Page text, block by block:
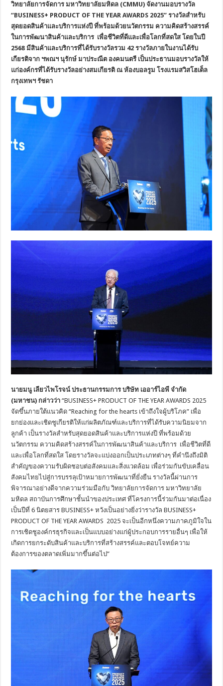
วิทยาลัยการจัดการ มหาวิทยาลัยมหิดล (CMMU) จัดงานมอบรางวัล
“BUSINESS+ PRODUCT OF THE YEAR AWARDS 2025” รางวัลสำหรับ
สุดยอดสินค้าและบริการแห่งปี ที่พร้อมด้วยนวัตกรรม ความคิดสร้างสรรค์
ในการพัฒนาสินค้าและบริการ เพื่อชีวิตที่ดีและเพื่อโลกที่สดใส โดยในปี
2568 มีสินค้าและบริการที่ได้รับรางวัลรวม 42 รางวัลภายในงานได้รับ
เกียรติจาก ฯพณฯ นุรักษ์ มาประณีต องคมนตรี เป็นประธานมอบรางวัลให้
แก่องค์กรที่ได้รับรางวัลอย่างสมเกียรติ ณ ห้องบอลรูม โรงแรมสวิสโฮเต็ล
กรุงเทพฯ รัชดา
นายมนู เลียวไพโรจน์ ประธานกรรมการ บริษัท เออาร์ไอพี จำกัด
(มหาชน) กล่าวว่า “BUSINESS+ PRODUCT OF THE YEAR AWARDS 2025
จัดขึ้นภายใต้แนวคิด “Reaching for the hearts เข้าถึงใจผู้บริโภค” เพื่อ
ยกย่องและเชิดชูเกียรติให้แก่ผลิตภัณฑ์และบริการที่ได้รับความนิยมจาก
ลูกค้า เป็นรางวัลสำหรับสุดยอดสินค้าและบริการแห่งปี ที่พร้อมด้วย
นวัตกรรม ความคิดสร้างสรรค์ในการพัฒนาสินค้าและบริการ เพื่อชีวิตที่ดี
และเพื่อโลกที่สดใส โดยรางวัลจะแบ่งออกเป็นประเภทต่างๆ ที่คำนึงถึงมิติ
สำคัญของความรับผิดชอบต่อสังคมและสิ่งแวดล้อม เพื่อร่วมกันขับเคลื่อน
สังคมไทยไปสู่การบรรลุเป้าหมายการพัฒนาที่ยั่งยืน รางวัลนี้ผ่านการ
พิจารณาอย่างดีจากความร่วมมือกับ วิทยาลัยการจัดการ มหาวิทยาลัย
มหิดล สถาบันการศึกษาชั้นนำของประเทศ ที่โครงการนี้ร่วมกันมาต่อเนื่อง
เป็นปีที่ 6 นิตยสาร BUSINESS+ หวังเป็นอย่างยิ่งว่ารางวัล BUSINESS+
PRODUCT OF THE YEAR AWARDS 2025 จะเป็นอีกหนึ่งความภาคภูมิใจใน
การเชิดชูองค์กรธุรกิจและเป็นแบบอย่างแก่ผู้ประกอบการรายอื่นๆ เพื่อให้
เกิดการยกระดับสินค้าและบริการที่สร้างสรรค์และตอบโจทย์ความ
ต้องการของตลาดเพิ่มมากขึ้นต่อไป”